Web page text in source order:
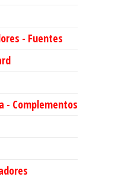
- Fuentes
- Complementos